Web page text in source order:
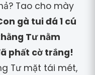
Tao cho mày
gà tui đá 1 cú
Tư nằm
phất cờ trắng!
Tư mặt tái mét,